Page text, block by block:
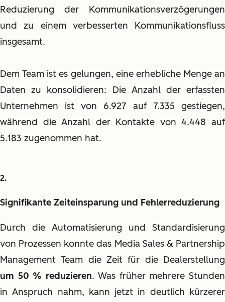
Reduzierung der Kommunikationsverzögerungen
und zu einem verbesserten Kommunikationsfluss
insgesamt.
Dem Team ist es gelungen, eine erhebliche Menge an
Daten zu konsolidieren: Die Anzahl der erfassten
Unternehmen ist von 6.927 auf 7.335 gestiegen,
während die Anzahl der Kontakte von 4.448 auf
5.183 zugenommen hat.
Signifikante Zeiteinsparung und Fehlerreduzierung
Durch die Automatisierung und Standardisierung
von Prozessen konnte das Media Sales & Partnership
Management Team die Zeit für die Dealerstellung
um 50 % reduzieren. Was früher mehrere Stunden
in Anspruch nahm, kann jetzt in deutlich kürzerer